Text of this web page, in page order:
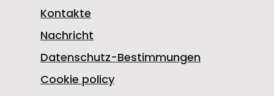
Kontakte
Nachricht
Datenschutz-Bestimmungen
Cookie policy